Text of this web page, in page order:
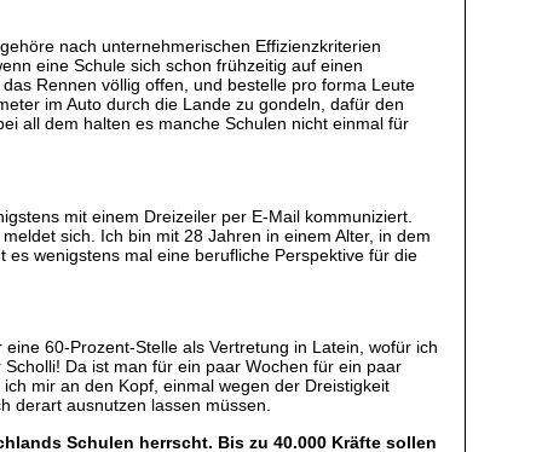
nach unternehmerischen Effizienzkriterien
eine Schule sich schon frühzeitig auf einen
Rennen völlig offen, und bestelle pro forma Leute
im Auto durch die Lande zu gondeln, dafür den
all dem halten es manche Schulen nicht einmal für
mit einem Dreizeiler per E-Mail kommuniziert.
sich. Ich bin mit 28 Jahren in einem Alter, in dem
wenigstens mal eine berufliche Perspektive für die
60-Prozent-Stelle als Vertretung in Latein, wofür ich
Da ist man für ein paar Wochen für ein paar
mir an den Kopf, einmal wegen der Dreistigkeit
derart ausnutzen lassen müssen.
Schulen herrscht. Bis zu 40.000 Kräfte sollen